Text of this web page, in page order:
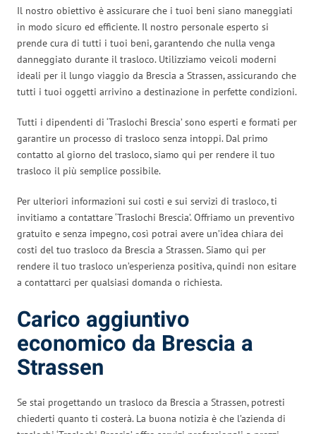
Il nostro obiettivo è assicurare che i tuoi beni siano maneggiati
in modo sicuro ed efficiente. Il nostro personale esperto si
prende cura di tutti i tuoi beni, garantendo che nulla venga
danneggiato durante il trasloco. Utilizziamo veicoli moderni
ideali per il lungo viaggio da Brescia a Strassen, assicurando che
tutti i tuoi oggetti arrivino a destinazione in perfette condizioni.
Tutti i dipendenti di ‘Traslochi Brescia’ sono esperti e formati per
garantire un processo di trasloco senza intoppi. Dal primo
contatto al giorno del trasloco, siamo qui per rendere il tuo
trasloco il più semplice possibile.
Per ulteriori informazioni sui costi e sui servizi di trasloco, ti
invitiamo a contattare ‘Traslochi Brescia’. Offriamo un preventivo
gratuito e senza impegno, così potrai avere un’idea chiara dei
costi del tuo trasloco da Brescia a Strassen. Siamo qui per
rendere il tuo trasloco un’esperienza positiva, quindi non esitare
a contattarci per qualsiasi domanda o richiesta.
Carico aggiuntivo
economico da Brescia a
Strassen
Se stai progettando un trasloco da Brescia a Strassen, potresti
chiederti quanto ti costerà. La buona notizia è che l’azienda di